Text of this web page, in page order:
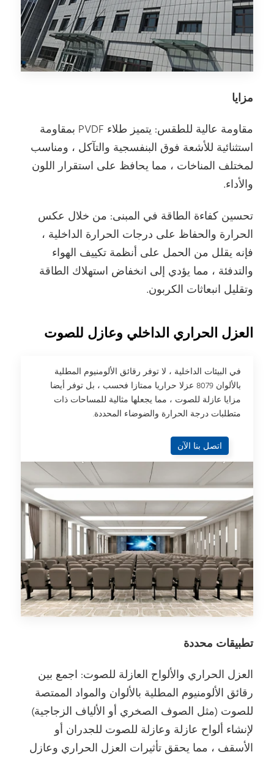
مزايا
مقاومة عالية للطقس: يتميز طلاء PVDF بمقاومة
استثنائية للأشعة فوق البنفسجية والتآكل ، ومناسب
لمختلف المناخات ، مما يحافظ على استقرار اللون
والأداء.
تحسين كفاءة الطاقة في المبنى: من خلال عكس
الحرارة والحفاظ على درجات الحرارة الداخلية ،
فإنه يقلل من الحمل على أنظمة تكييف الهواء
والتدفئة ، مما يؤدي إلى انخفاض استهلاك الطاقة
وتقليل انبعاثات الكربون.
العزل الحراري الداخلي وعازل للصوت
في البيئات الداخلية ، لا توفر رقائق الألومنيوم المطلية
بالألوان 8079 عزلا حراريا ممتازا فحسب ، بل توفر أيضا
مزايا عازلة للصوت ، مما يجعلها مثالية للمساحات ذات
متطلبات درجة الحرارة والضوضاء المحددة.
اتصل بنا الآن
تطبيقات محددة
العزل الحراري والألواح العازلة للصوت: اجمع بين
رقائق الألومنيوم المطلية بالألوان والمواد الممتصة
للصوت (مثل الصوف الصخري أو الألياف الزجاجية)
لإنشاء ألواح عازلة وعازلة للصوت للجدران أو
الأسقف ، مما يحقق تأثيرات العزل الحراري وعازل